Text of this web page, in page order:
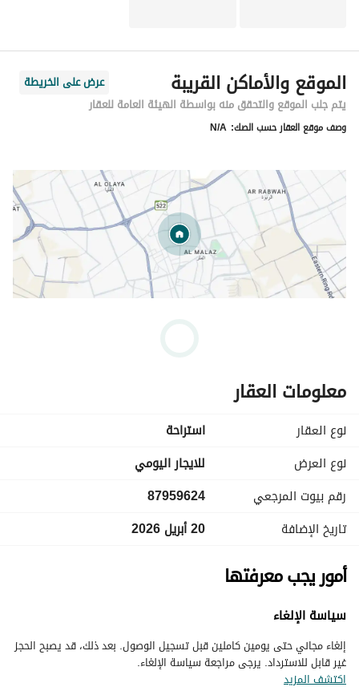
الموقع والأماكن القريبة
عرض على الخريطة
يتم جلب الموقع والتحقق منه بواسطة الهيئة العامة للعقار
وصف موقع العقار حسب الصك: N/A
معلومات العقار
نوع العقار
استراحة
نوع العرض
للايجار اليومي
رقم بيوت المرجعي
87959624
تاريخ الإضافة
20 أبريل 2026
أمور يجب معرفتها
سياسة الإلغاء
إلغاء مجاني حتى يومين كاملين قبل تسجيل الوصول. بعد ذلك، قد يصبح الحجز
غير قابل للاسترداد. يرجى مراجعة سياسة الإلغاء.
اكتشف المزيد